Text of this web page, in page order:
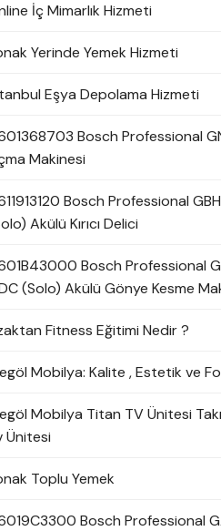
İç Mimarlık Hizmeti
Yerinde Yemek Hizmeti
Eşya Depolama Hizmeti
Bosch Professional
Makinesi
Bosch Professional
Akülü Kırıcı Delici
Bosch Professional
(Solo) Akülü Gönye Kesme
Fitness Eğitimi Nedir ?
Mobilya: Kalite , Estetik ve
Mobilya Titan TV Ünitesi
Ünitesi
Toplu Yemek
Bosch Professional